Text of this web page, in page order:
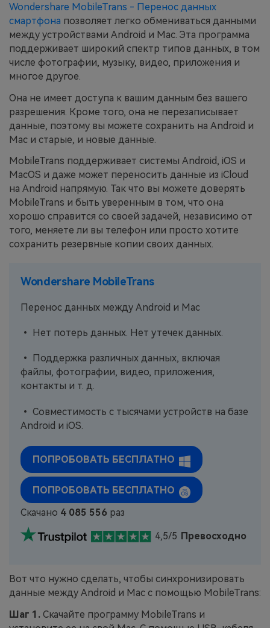
Wondershare MobileTrans - Перенос данных
смартфона позволяет легко обмениваться данными
между устройствами Android и Mac. Эта программа
поддерживает широкий спектр типов данных, в том
числе фотографии, музыку, видео, приложения и
многое другое.
Она не имеет доступа к вашим данным без вашего
разрешения. Кроме того, она не перезаписывает
данные, поэтому вы можете сохранить на Android и
Mac и старые, и новые данные.
MobileTrans поддерживает системы Android, iOS и
MacOS и даже может переносить данные из iCloud
на Android напрямую. Так что вы можете доверять
MobileTrans и быть уверенным в том, что она
хорошо справится со своей задачей, независимо от
того, меняете ли вы телефон или просто хотите
сохранить резервные копии своих данных.
Wondershare MobileTrans
Перенос данных между Android и Mac
• Нет потерь данных. Нет утечек данных.
• Поддержка различных данных, включая
файлы, фотографии, видео, приложения,
контакты и т. д.
• Совместимость с тысячами устройств на базе
Android и iOS.
ПОПРОБОВАТЬ БЕСПЛАТНО
ПОПРОБОВАТЬ БЕСПЛАТНО
Скачано 4 085 556 раз
4,5/5 Превосходно
Вот что нужно сделать, чтобы синхронизировать
данные между Android и Mac с помощью MobileTrans:
Шаг 1. Скачайте программу MobileTrans и